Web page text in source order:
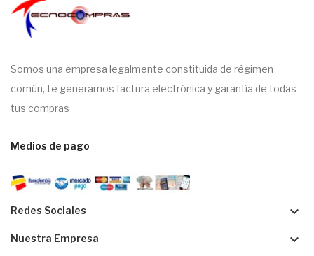
Somos una empresa legalmente constituida de régimen
común, te generamos factura electrónica y garantía de todas
tus compras
Medios de pago
Redes Sociales keyboard_arrow_down
Nuestra Empresa keyboard_arrow_down